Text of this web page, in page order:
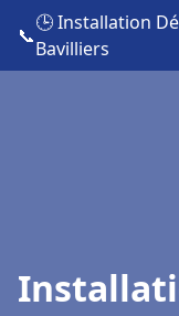
📞
🕒 Installation
Bavilliers